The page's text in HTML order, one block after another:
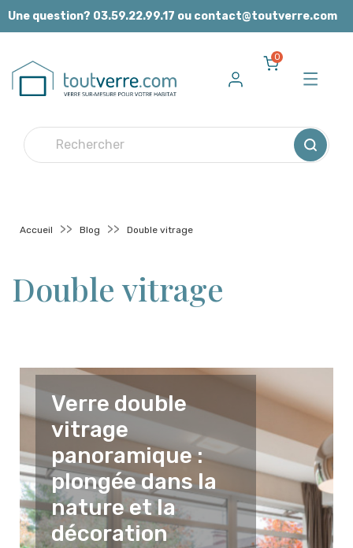
Panneau de gestion des cookies
Une question? 03.59.22.99.17 ou contact@toutverre.com
0
Accueil Blog Double vitrage
Double vitrage
Verre double
vitrage
panoramique :
plongée dans la
nature et la
décoration